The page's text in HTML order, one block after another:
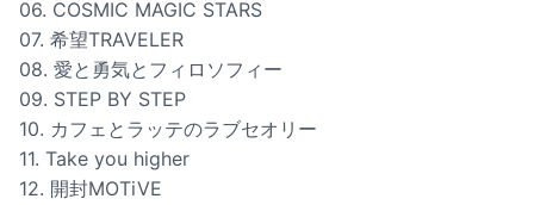
06. COSMIC MAGIC STARS
07. 希望TRAVELER
08. 愛と勇気とフィロソフィー
09. STEP BY STEP
10. カフェとラッテのラブセオリー
11. Take you higher
12. 開封MOTiVE